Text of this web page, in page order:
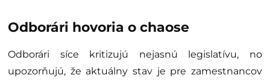
Odborári hovoria o chaose
Odborári síce kritizujú nejasnú legislatívu, no
upozorňujú, že aktuálny stav je pre zamestnancov